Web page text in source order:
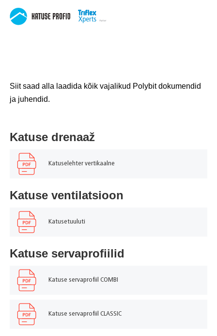
Siit saad alla laadida kõik vajalikud Polybit dokumendid
ja juhendid.
Katuse drenaaž
Katuselehter vertikaalne
Katuse ventilatsioon
Katusetuuluti
Katuse servaprofiilid
Katuse servaprofiil COMBI
Katuse servaprofiil CLASSIC